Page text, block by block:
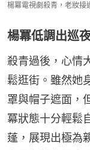
楊冪電視劇殺青，老妝接
楊冪低調出巡
殺青過後，心情
鬆逛街。雖然她
罩與帽子遮面，
冪狀態十分輕鬆
蓬，展現出極為